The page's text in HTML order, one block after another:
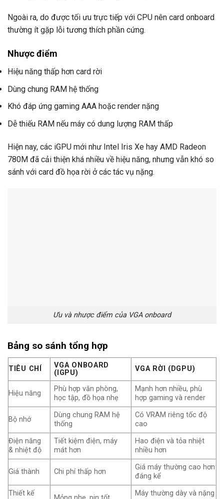
Ngoài ra, do được tối ưu trực tiếp với CPU nên card onboard
thường ít gặp lỗi tương thích phần cứng.
Nhược điểm
Hiệu năng thấp hơn card rời
Dùng chung RAM hệ thống
Khó đáp ứng gaming AAA hoặc render nặng
Dễ thiếu RAM nếu máy có dung lượng RAM thấp
Hiện nay, các iGPU mới như Intel Iris Xe hay AMD Radeon
780M đã cải thiện khá nhiều về hiệu năng, nhưng vẫn khó so
sánh với card đồ họa rời ở các tác vụ nặng.
Ưu và nhược điểm của VGA onboard
Bảng so sánh tổng hợp
TIÊU CHÍ
VGA ONBOARD
(IGPU)
VGA RỜI (DGPU)
Hiệu năng
Phù hợp văn phòng,
học tập, đồ họa nhẹ
Mạnh hơn nhiều, phù
hợp gaming và render
Bộ nhớ
Dùng chung RAM hệ
thống
Có VRAM riêng tốc độ
cao
Điện năng
& nhiệt độ
Tiết kiệm điện, máy
mát hơn
Hao điện và tỏa nhiệt
nhiều hơn
Giá thành Chi phí thấp hơn
Giá máy thường cao hơn
đáng kể
Thiết kế
Máy thường dày và nặng